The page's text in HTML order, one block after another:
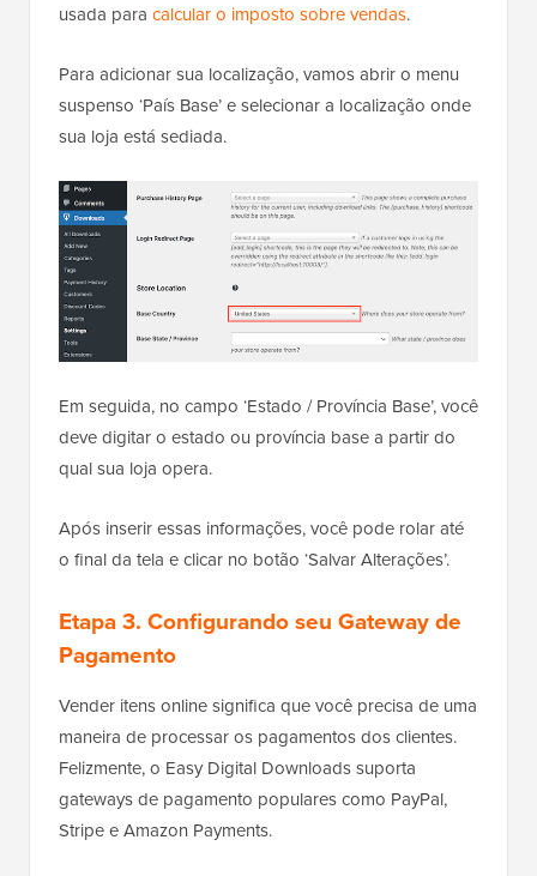
usada para calcular o imposto sobre vendas.
Para adicionar sua localização, vamos abrir o menu
suspenso ‘País Base’ e selecionar a localização onde
sua loja está sediada.
Em seguida, no campo ‘Estado / Província Base’, você
deve digitar o estado ou província base a partir do
qual sua loja opera.
Após inserir essas informações, você pode rolar até
o final da tela e clicar no botão ‘Salvar Alterações’.
Etapa 3. Configurando seu Gateway de
Pagamento
Vender itens online significa que você precisa de uma
maneira de processar os pagamentos dos clientes.
Felizmente, o Easy Digital Downloads suporta
gateways de pagamento populares como PayPal,
Stripe e Amazon Payments.